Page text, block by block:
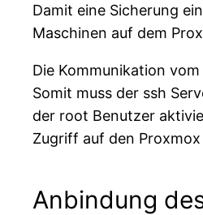
Damit eine Sicherung
Maschinen auf dem
Die Kommunikation
Somit muss der ssh
der root Benutzer
Zugriff auf den
Anbindung